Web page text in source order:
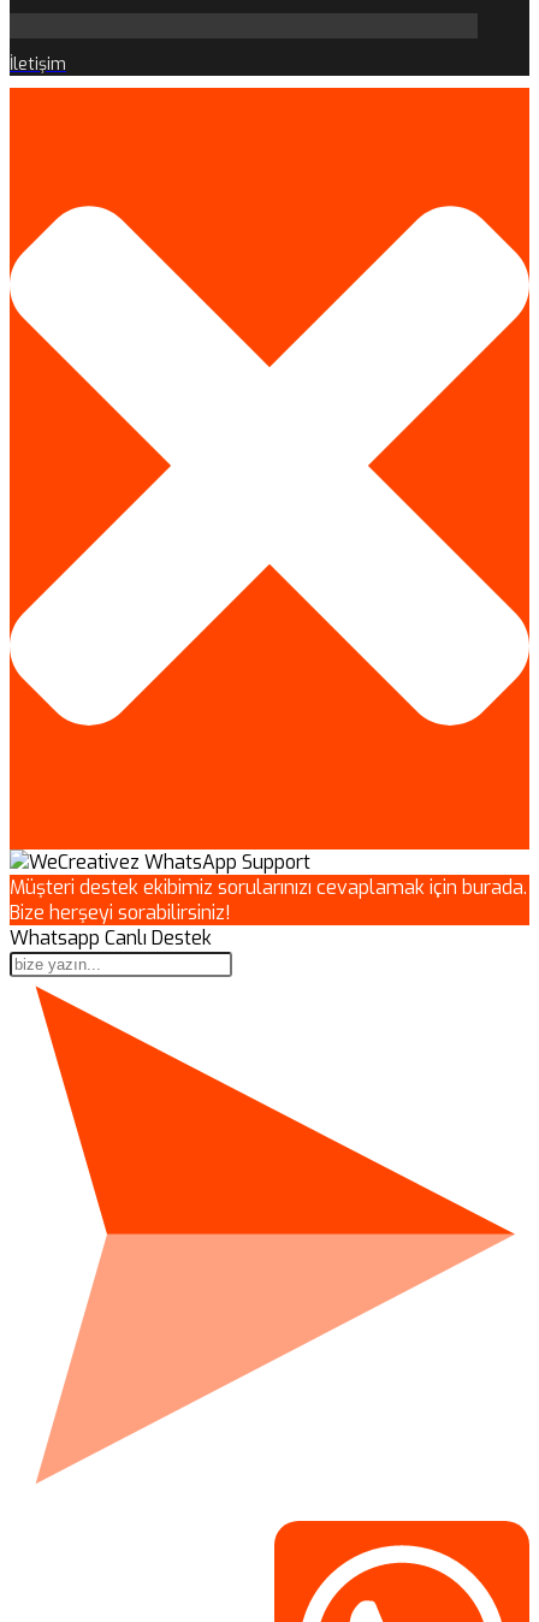
İletişim
Müşteri destek ekibimiz sorularınızı cevaplamak için burada.
Bize herşeyi sorabilirsiniz!
Whatsapp Canlı Destek